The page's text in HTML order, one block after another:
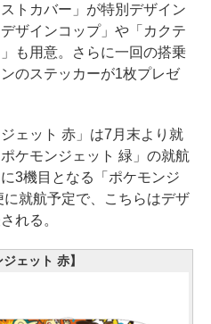
トカバー」が特別デザイン
ザインコップ」や「カクテ
も用意。さらに一回の搭乗
のステッカーが1枚プレゼ
ェット 赤」は7月末より就
ケモンジェット 緑」の就航
3機目となる「ポケモンジ
就航予定で、こちらはデザ
れる。
ジェット 赤】